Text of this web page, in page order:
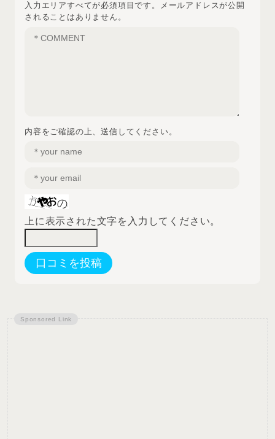
入力エリアすべてが必須項目です。メールアドレスが公開
されることはありません。
内容をご確認の上、送信してください。
上に表示された文字を入力してください。